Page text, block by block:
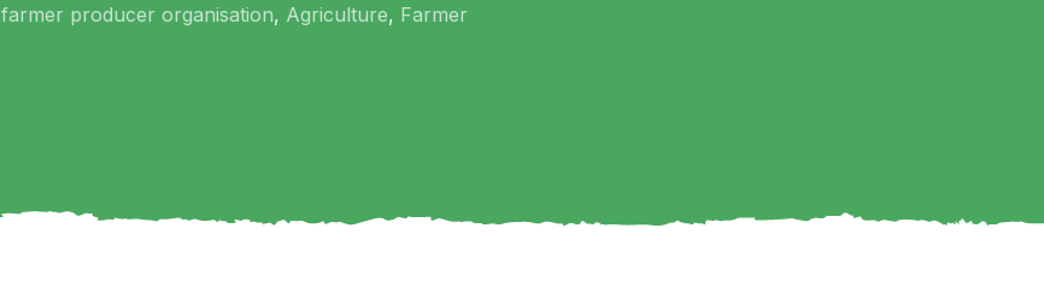
farmer producer organisation, Agriculture, Farmer